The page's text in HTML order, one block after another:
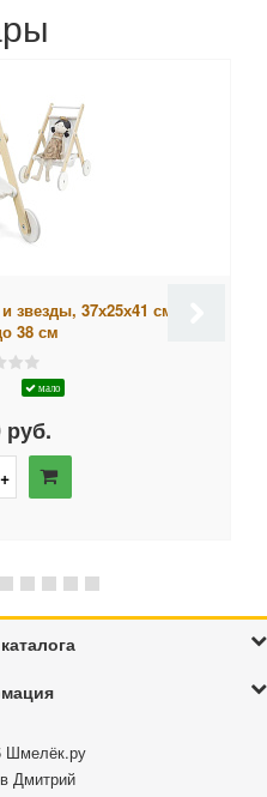
звезды, 37х25х41 см, для
38 см
мало
руб.
Шмелёк.ру
Дмитрий